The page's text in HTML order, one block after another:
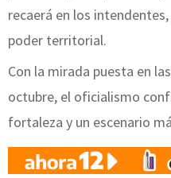
recaerá en los
poder territorial.
Con la mirada puesta en
octubre, el oficialismo
fortaleza y un escenario